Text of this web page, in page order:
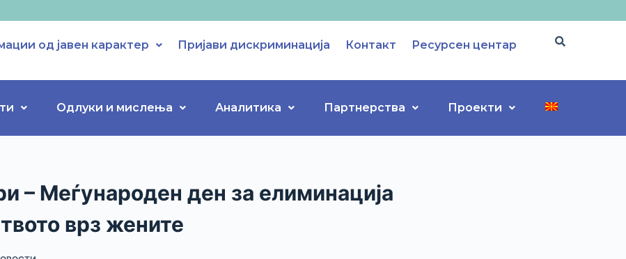
од јавен карактер Пријави дискриминација Контакт Ресурсен центар
Одлуки и мислења Аналитика Партнерства Проекти
– Меѓународен ден за елиминација
врз жените